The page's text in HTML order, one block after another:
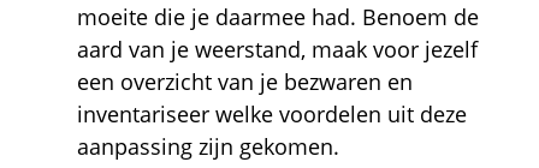
moeite die je daarmee had. Benoem de
aard van je weerstand, maak voor jezelf
een overzicht van je bezwaren en
inventariseer welke voordelen uit deze
aanpassing zijn gekomen.